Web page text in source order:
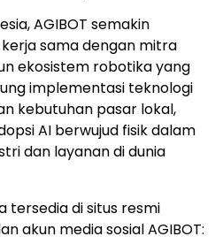
AGIBOT semakin
sama dengan mitra
ekosistem robotika yang
implementasi teknologi
kebutuhan pasar lokal,
AI berwujud fisik dalam
dan layanan di dunia
tersedia di situs resmi
akun media sosial AGIBOT: